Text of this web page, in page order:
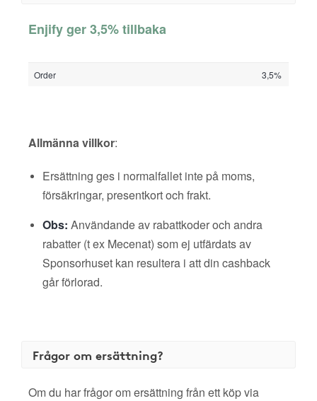
Enjify ger 3,5% tillbaka
Order 3,5%
Allmänna villkor:
Ersättning ges i normalfallet inte på moms,
försäkringar, presentkort och frakt.
Obs: Användande av rabattkoder och andra
rabatter (t ex Mecenat) som ej utfärdats av
Sponsorhuset kan resultera i att din cashback
går förlorad.
Frågor om ersättning?
Om du har frågor om ersättning från ett köp via